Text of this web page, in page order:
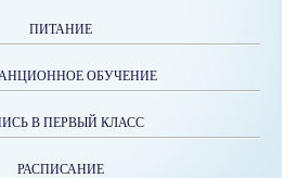
ПИТАНИЕ
ОБУЧЕНИЕ
В ПЕРВЫЙ КЛАСС
РАСПИСАНИЕ